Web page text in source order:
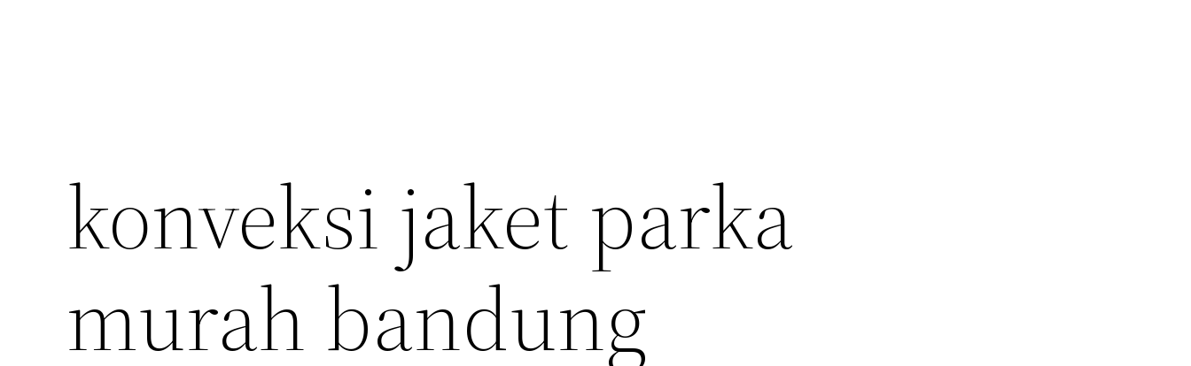
konveksi jaket parka
murah bandung